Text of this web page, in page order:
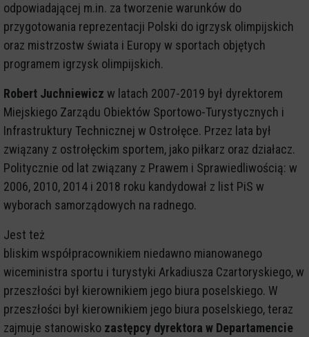
odpowiadającej m.in. za tworzenie warunków do
przygotowania reprezentacji Polski do igrzysk olimpijskich
oraz mistrzostw świata i Europy w sportach objętych
programem igrzysk olimpijskich.
Robert Juchniewicz w latach 2007-2019 był dyrektorem
Miejskiego Zarządu Obiektów Sportowo-Turystycznych i
Infrastruktury Technicznej w Ostrołęce. Przez lata był
związany z ostrołęckim sportem, jako piłkarz oraz działacz.
Politycznie od lat związany z Prawem i Sprawiedliwością: w
2006, 2010, 2014 i 2018 roku kandydował z list PiS w
wyborach samorządowych na radnego.
Jest też
bliskim współpracownikiem niedawno mianowanego
wiceministra sportu i turystyki Arkadiusza Czartoryskiego, w
przeszłości był kierownikiem jego biura poselskiego. W
przeszłości był kierownikiem jego biura poselskiego, teraz
zajmuje stanowisko zastępcy dyrektora w Departamencie